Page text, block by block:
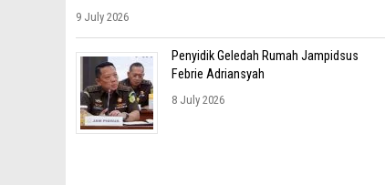
9 July 2026
Penyidik Geledah Rumah Jampidsus
Febrie Adriansyah
8 July 2026